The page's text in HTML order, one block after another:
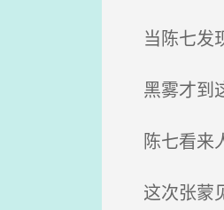
当陈七发
黑雾才到
陈七看来
这次张蒙